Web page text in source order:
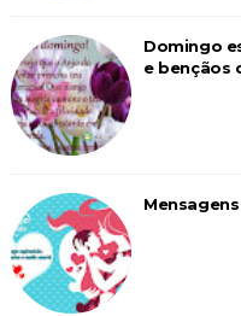
Domingo
e bençãos